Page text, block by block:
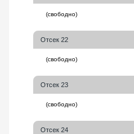
Отсек 22
Отсек 23
Отсек 24